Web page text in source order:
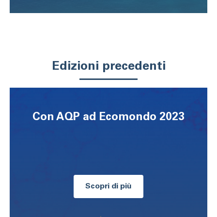
Edizioni precedenti
Con AQP ad Ecomondo 2023
Scopri di più